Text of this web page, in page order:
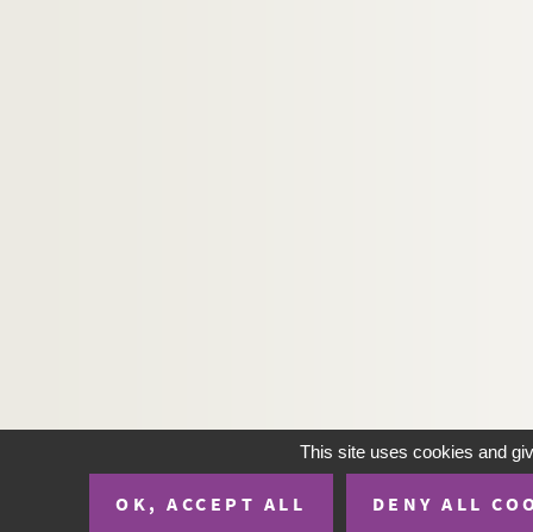
This site uses cookies and
OK, ACCEPT ALL DENY ALL